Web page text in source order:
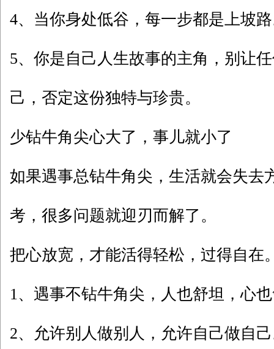
4、当你身处低谷，每一步都是上坡
5、你是自己人生故事的主角，别让
己，否定这份独特与珍贵。
少钻牛角尖心大了，事儿就小了
如果遇事总钻牛角尖，生活就会失去
考，很多问题就迎刃而解了。
把心放宽，才能活得轻松，过得自在
1、遇事不钻牛角尖，人也舒坦，心
2、允许别人做别人，允许自己做自